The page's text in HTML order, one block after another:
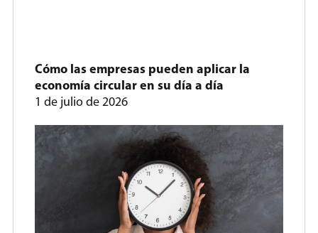
Cómo las empresas pueden aplicar la
economía circular en su día a día
1 de julio de 2026